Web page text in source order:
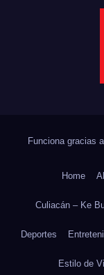
Funciona gracias
Home
Culiacán – Ke
Deportes
Estilo de